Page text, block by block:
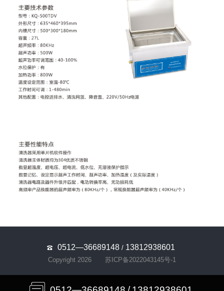
0512—36689148 / 13812938601
Copyright 2026 苏ICP备2022043145号-1